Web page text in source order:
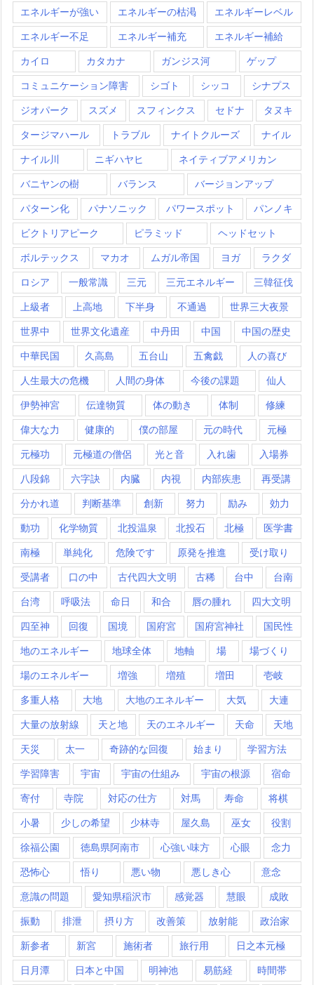
エネルギーが強い エネルギーの枯渇 エネルギーレベル
エネルギー不足 エネルギー補充 エネルギー補給
カイロ カタカナ ガンジス河 ゲップ
コミュニケーション障害 シゴト シッコ シナプス
ジオパーク スズメ スフィンクス セドナ タヌキ
タージマハール トラブル ナイトクルーズ ナイル
ナイル川 ニギハヤヒ ネイティブアメリカン
バニヤンの樹 バランス バージョンアップ
パターン化 パナソニック パワースポット パンノキ
ビクトリアピーク ピラミッド ヘッドセット
ボルテックス マカオ ムガル帝国 ヨガ ラクダ
ロシア 一般常識 三元 三元エネルギー 三韓征伐
上級者 上高地 下半身 不通過 世界三大夜景
世界中 世界文化遺産 中丹田 中国 中国の歴史
中華民国 久高島 五台山 五禽戯 人の喜び
人生最大の危機 人間の身体 今後の課題 仙人
伊勢神宮 伝達物質 体の動き 体制 修練
偉大な力 健康的 僕の部屋 元の時代 元極
元極功 元極道の僧侶 光と音 入れ歯 入場券
八段錦 六字訣 内臓 内視 内部疾患 再受講
分かれ道 判断基準 創新 努力 励み 効力
動功 化学物質 北投温泉 北投石 北極 医学書
南極 単純化 危険です 原発を推進 受け取り
受講者 口の中 古代四大文明 古稀 台中 台南
台湾 呼吸法 命日 和合 唇の腫れ 四大文明
四至神 回復 国境 国府宮 国府宮神社 国民性
地のエネルギー 地球全体 地軸 場 場づくり
場のエネルギー 増強 増殖 増田 壱岐
多重人格 大地 大地のエネルギー 大気 大連
大量の放射線 天と地 天のエネルギー 天命 天地
天災 太一 奇跡的な回復 始まり 学習方法
学習障害 宇宙 宇宙の仕組み 宇宙の根源 宿命
寄付 寺院 対応の仕方 対馬 寿命 将棋
小暑 少しの希望 少林寺 屋久島 巫女 役割
徐福公園 徳島県阿南市 心強い味方 心眼 念力
恐怖心 悟り 悪い物 悪しき心 意念
意識の問題 愛知県稲沢市 感覚器 慧眼 成敗
振動 排泄 摂り方 改善策 放射能 政治家
新参者 新宮 施術者 旅行用 日之本元極
日月潭 日本と中国 明神池 易筋経 時間帯